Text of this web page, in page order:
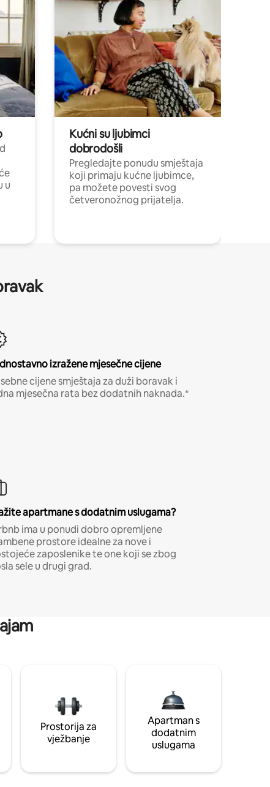
u
Kućni su ljubimci
dobrodošli
Pregledajte ponudu smještaja
koji primaju kućne ljubimce,
pa možete povesti svog
četveronožnog prijatelja.
izražene mjesečne cijene
cijene smještaja za duži boravak i
mjesečna rata bez dodatnih naknada.*
apartmane s dodatnim uslugama?
ima u ponudi dobro opremljene
prostore idealne za nove i
zaposlenike te one koji se zbog
sele u drugi grad.
Prostorija za
vježbanje
Apartman s
dodatnim
uslugama